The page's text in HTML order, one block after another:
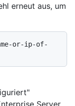
erneut aus, um
or-ip-of-